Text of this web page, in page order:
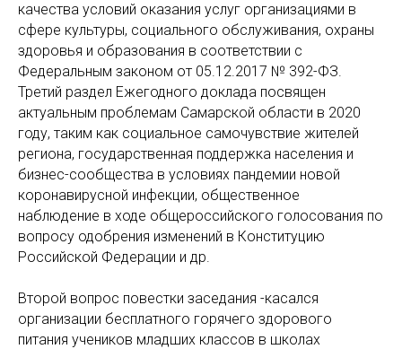
качества условий оказания услуг организациями в
сфере культуры, социального обслуживания, охраны
здоровья и образования в соответствии с
Федеральным законом от 05.12.2017 № 392-ФЗ.
Третий раздел Ежегодного доклада посвящен
актуальным проблемам Самарской области в 2020
году, таким как социальное самочувствие жителей
региона, государственная поддержка населения и
бизнес-сообщества в условиях пандемии новой
коронавирусной инфекции, общественное
наблюдение в ходе общероссийского голосования по
вопросу одобрения изменений в Конституцию
Российской Федерации и др.
Второй вопрос повестки заседания -касался
организации бесплатного горячего здорового
питания учеников младших классов в школах